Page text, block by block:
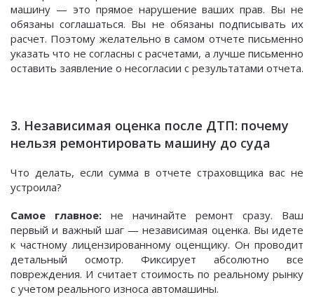
машину — это прямое нарушение ваших прав. Вы не
обязаны соглашаться. Вы не обязаны подписывать их
расчет. Поэтому желательно в самом отчете письменно
указать что не согласны с расчетами, а лучше письменно
оставить заявление о несогласии с результатами отчета.
3. Независимая оценка после ДТП: почему
нельзя ремонтировать машину до суда
Что делать, если сумма в отчете страховщика вас не
устроила?
Самое главное: не начинайте ремонт сразу. Ваш
первый и важный шаг — независимая оценка. Вы идете
к частному лицензированному оценщику. Он проводит
детальный осмотр. Фиксирует абсолютно все
повреждения. И считает стоимость по реальному рынку
с учетом реального износа автомашины.